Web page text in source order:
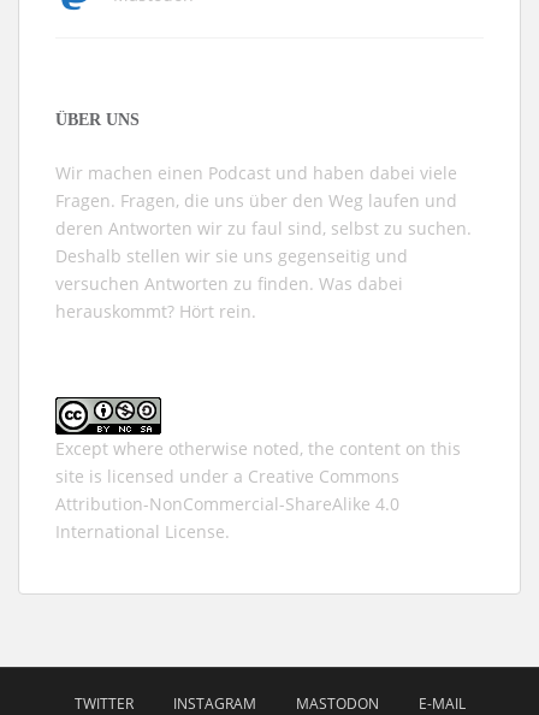
ÜBER UNS
Wir machen einen Podcast und haben dabei viele
Fragen. Fragen, die uns über den Weg laufen und
deren Antworten wir zu faul sind, selbst zu suchen.
Deshalb stellen wir sie uns gegenseitig und
versuchen Antworten zu finden. Was dabei
herauskommt? Hört rein.
Except where otherwise noted, the content on this
site is licensed under a Creative Commons
Attribution-NonCommercial-ShareAlike 4.0
International License.
TWITTER INSTAGRAM MASTODON E-MAIL